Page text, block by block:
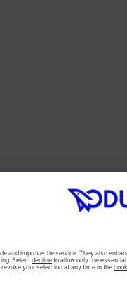
Instagram
RSS-Feed